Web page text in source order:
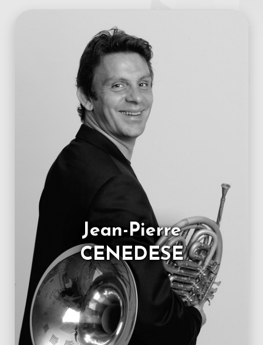
Jean-Pierre
CENEDESE